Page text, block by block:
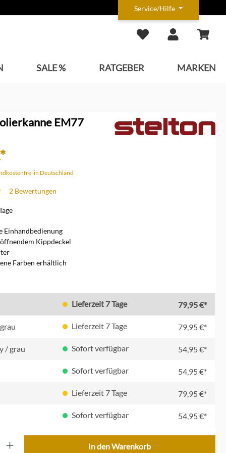
Service/Hilfe
SALE % RATGEBER MARKEN
EM77
in Deutschland
2 Bewertungen
Einhandbedienung
Kippdeckel
Farben erhältlich
Lieferzeit 7 Tage 79,95 €*
Lieferzeit 7 Tage 79,95 €*
/ grau Sofort verfügbar 54,95 €*
Sofort verfügbar 54,95 €*
Lieferzeit 7 Tage 79,95 €*
Sofort verfügbar 54,95 €*
In den Warenkorb